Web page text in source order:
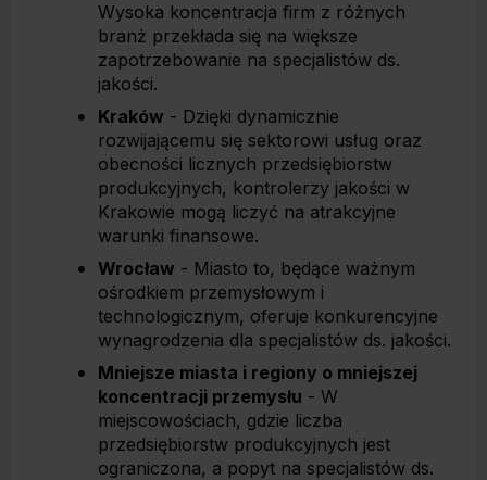
Wysoka koncentracja firm z różnych
branż przekłada się na większe
zapotrzebowanie na specjalistów ds.
jakości.
Kraków - Dzięki dynamicznie
rozwijającemu się sektorowi usług oraz
obecności licznych przedsiębiorstw
produkcyjnych, kontrolerzy jakości w
Krakowie mogą liczyć na atrakcyjne
warunki finansowe.
Wrocław - Miasto to, będące ważnym
ośrodkiem przemysłowym i
technologicznym, oferuje konkurencyjne
wynagrodzenia dla specjalistów ds. jakości.
Mniejsze miasta i regiony o mniejszej
koncentracji przemysłu - W
miejscowościach, gdzie liczba
przedsiębiorstw produkcyjnych jest
ograniczona, a popyt na specjalistów ds.